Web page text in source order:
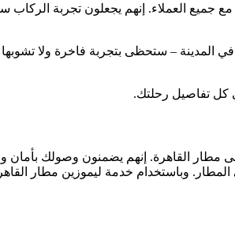
مع جميع العملاء. إنهم يجعلون تجربة
– ستحظى بتجربة فاخرة ولا
كل تفاصيل رحلتك.
مطار القاهرة. إنهم يضمنون وصولك
المطار. وباستخدام خدمة ليموزين مطار